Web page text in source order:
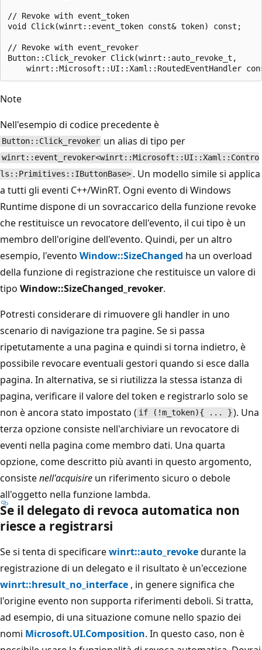
// Revoke with event_token
void Click(winrt::event_token const& token) const;
// Revoke with event_revoker
Button::Click_revoker Click(winrt::auto_revoke_t,
Note
Nell'esempio di codice precedente è
Button::Click_revoker un alias di tipo per
winrt::event_revoker<winrt::Microsoft::UI::Xaml::Contro
ls::Primitives::IButtonBase> . Un modello simile si applica
a tutti gli eventi C++/WinRT. Ogni evento di Windows
Runtime dispone di un sovraccarico della funzione revoke
che restituisce un revocatore dell'evento, il cui tipo è un
membro dell'origine dell'evento. Quindi, per un altro
esempio, l'evento Window::SizeChanged ha un overload
della funzione di registrazione che restituisce un valore di
tipo Window::SizeChanged_revoker.
Potresti considerare di rimuovere gli handler in uno
scenario di navigazione tra pagine. Se si passa
ripetutamente a una pagina e quindi si torna indietro, è
possibile revocare eventuali gestori quando si esce dalla
pagina. In alternativa, se si riutilizza la stessa istanza di
pagina, verificare il valore del token e registrarlo solo se
non è ancora stato impostato ( if (!m_token){ ... } ). Una
terza opzione consiste nell'archiviare un revocatore di
eventi nella pagina come membro dati. Una quarta
opzione, come descritto più avanti in questo argomento,
consistenell'acquisire un riferimento sicuro o debole
all'oggetto nella funzione lambda.
Se il delegato di revoca automatica non
riesce a registrarsi
Se si tenta di specificarewinrt::auto_revokedurante la
registrazione di un delegato e il risultato è un'eccezione
winrt::hresult_no_interface , in genere significa che
l'origine evento non supporta riferimenti deboli. Si tratta,
ad esempio, di una situazione comune nello spazio dei
nomi Microsoft.UI.Composition. In questo caso, non è